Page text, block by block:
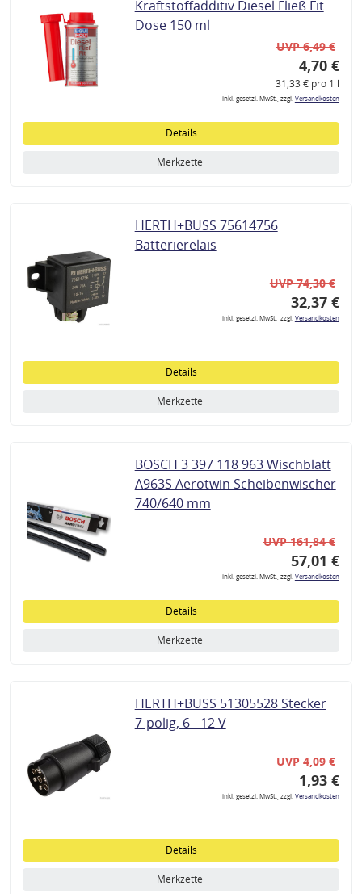
Kraftstoffadditiv Diesel Fließ Fit
Dose 150 ml
UVP 6,49 €
4,70 €
31,33 € pro 1 l
inkl. gesetzl. MwSt., zzgl.Versandkosten
Details
Merkzettel
HERTH+BUSS 75614756
Batterierelais
UVP 74,30 €
32,37 €
inkl. gesetzl. MwSt., zzgl.Versandkosten
Details
Merkzettel
BOSCH 3 397 118 963 Wischblatt
A963S Aerotwin Scheibenwischer
740/640 mm
UVP 161,84 €
57,01 €
inkl. gesetzl. MwSt., zzgl.Versandkosten
Details
Merkzettel
HERTH+BUSS 51305528 Stecker
7-polig, 6 - 12 V
UVP 4,09 €
1,93 €
inkl. gesetzl. MwSt., zzgl.Versandkosten
Details
Merkzettel